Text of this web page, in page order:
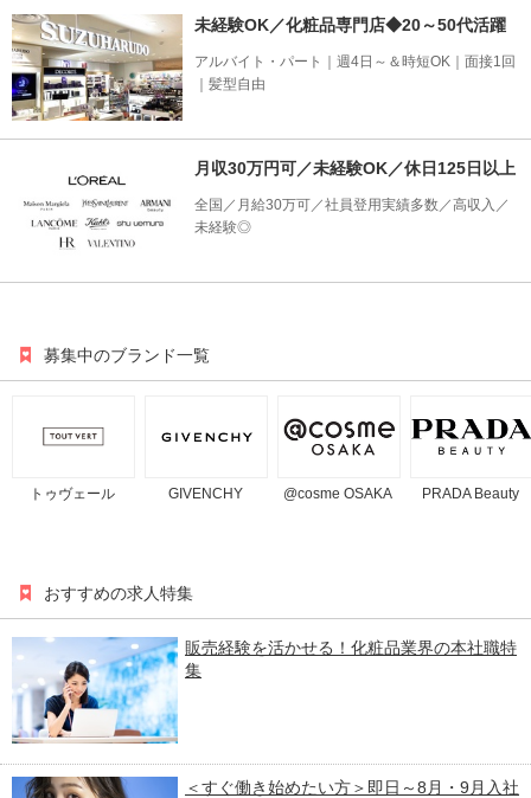
未経験OK／化粧品専門店◆20～50代活躍
アルバイト・パート｜週4日～＆時短OK｜面接1回
｜髪型自由
月収30万円可／未経験OK／休日125日以上
全国／月給30万可／社員登用実績多数／高収入／
未経験◎
募集中のブランド一覧
トゥヴェール GIVENCHY @cosme OSAKA PRADA Beauty
おすすめの求人特集
販売経験を活かせる！化粧品業界の本社職特
集
＜すぐ働き始めたい方＞即日～8月・9月入社